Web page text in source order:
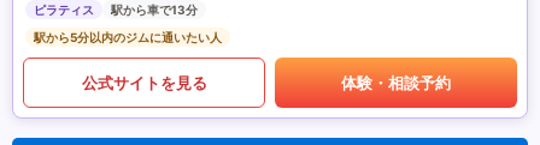
ピラティス
駅から車で13分
駅から5分以内のジムに通いたい人
公式サイトを見る 体験・相談予約